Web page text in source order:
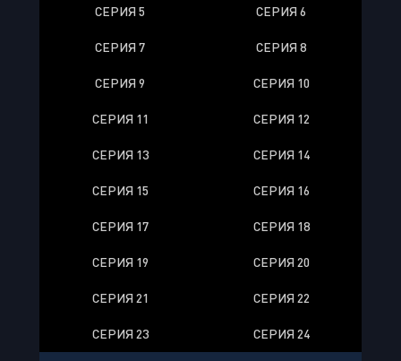
СЕРИЯ 5 СЕРИЯ 6
СЕРИЯ 7 СЕРИЯ 8
СЕРИЯ 9 СЕРИЯ 10
СЕРИЯ 11 СЕРИЯ 12
СЕРИЯ 13 СЕРИЯ 14
СЕРИЯ 15 СЕРИЯ 16
СЕРИЯ 17 СЕРИЯ 18
СЕРИЯ 19 СЕРИЯ 20
СЕРИЯ 21 СЕРИЯ 22
СЕРИЯ 23 СЕРИЯ 24